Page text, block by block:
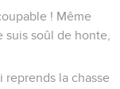
! Même
soûl de honte,
reprends la chasse